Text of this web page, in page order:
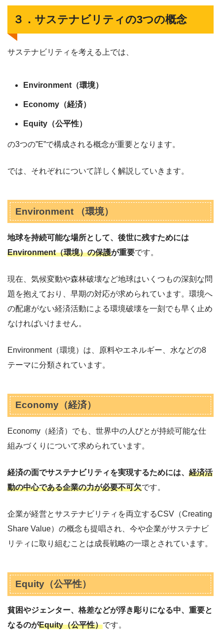
３．サステナビリティの3つの概念
サステナビリティを考える上では、
Environment（環境）
Economy（経済）
Equity（公平性）
の3つの”E”で構成される概念が重要となります。
では、それぞれについて詳しく解説していきます。
Environment （環境）
地球を持続可能な場所として、後世に残すためには
Environment（環境）の保護が重要です。
現在、気候変動や森林破壊など地球はいくつもの深刻な問
題を抱えており、早期の対応が求められています。環境へ
の配慮がない経済活動による環境破壊を一刻でも早く止め
なければいけません。
Environment（環境）は、原料やエネルギー、水などの8
テーマに分類されています。
Economy（経済）
Economy（経済）でも、世界中の人びとが持続可能な仕
組みづくりについて求められています。
経済の面でサステナビリティを実現するためには、 経済活
動の中心である企業の力が必要不可欠です。
企業が経営とサステナビリティを両立するCSV（Creating
Share Value）の概念も提唱され、今や企業がサステナビ
リティに取り組むことは成長戦略の一環とされています。
Equity（公平性）
貧困やジェンター、格差などが浮き彫りになる中、重要と
なるのがEquity（公平性）です。